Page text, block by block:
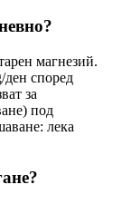
магнезий.
ден според
за
под
лека